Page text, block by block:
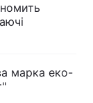
марка еко-